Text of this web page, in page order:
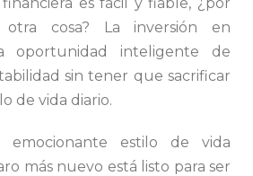
es fácil y fiable, ¿por
otra cosa? La inversión en
oportunidad inteligente de
sin tener que sacrificar
de vida diario.
emocionante estilo de vida
más nuevo está listo para ser